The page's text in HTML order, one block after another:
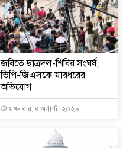
জবিতে ছাত্রদল-শিবির সংঘর্ষ,
ভিপি-জিএসকে মারধরের
অভিযোগ
মঙ্গলবার, ৪ অগাস্ট, ২০২৬